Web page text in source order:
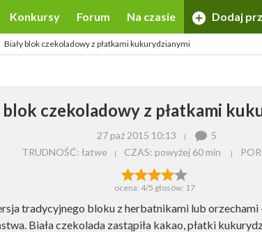
Konkursy Forum Na czasie Dodaj
Biały blok czekoladowy z płatkami kukurydzianymi
blok czekoladowy z płatkami
27 paź 2015 10:13
5
TRUDNOŚĆ: łatwe
CZAS: powyżej 60 min
ocena: 4/5 głosów: 17
tradycyjnego bloku z herbatnikami lub orzechami
Biała czekolada zastąpiła kakao, płatki